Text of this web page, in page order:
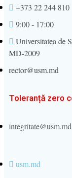
+373 22 244 810
9:00 - 17:00
Universitatea de
MD-2009
rector@usm.md
Toleranță zero
integritate@usm.md
usm.md